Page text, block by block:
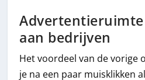
aan bedrijven
Het voordeel van de vorige
je na een paar muisklikken